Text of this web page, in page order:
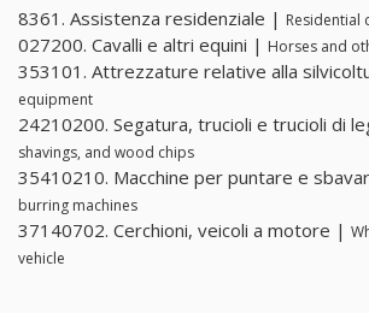
8361. Assistenza residenziale | Residential
027200. Cavalli e altri equini | Horses and
353101. Attrezzature relative alla
equipment
24210200. Segatura, trucioli e trucioli di
shavings, and wood chips
35410210. Macchine per puntare e
burring machines
37140702. Cerchioni, veicoli a motore |
vehicle